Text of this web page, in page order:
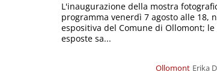
Ollomont Erika
L'inaugurazione della mostra
programma venerdì 7 agosto alle 18,
espositiva del Comune di Ollomont;
esposte sa...